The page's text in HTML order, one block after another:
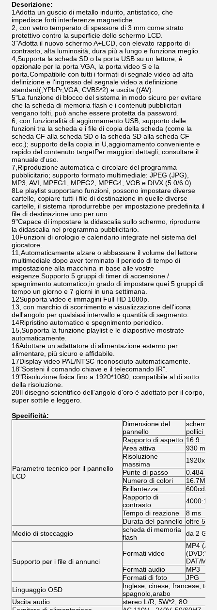
Descrizione:
1Adotta un guscio di metallo indurito, antistatico, che
impedisce forti interferenze magnetiche.
2, con vetro temperato di spessore di 3 mm come strato
protettivo contro la superficie dello schermo LCD.
3"Adotta il nuovo schermo A+LCD, con elevato rapporto di
contrasto, alta luminosità, dura più a lungo e funziona meglio.
4,Supporta la scheda SD o la porta USB su un lettore; è
opzionale per la porta VGA, la porta video S e la
porta.Compatibile con tutti i formati di segnale video ad alta
definizione e l'ingresso del segnale video a definizione
standard(,YPbPr,VGA, CVBS*2) e uscita ((AV).
5"La funzione di blocco del sistema in modo sicuro per evitare
che la scheda di memoria flash e i contenuti pubblicitari
vengano tolti, può anche essere protetta da password.
6, con funzionalità di aggiornamento USB; supporto delle
funzioni tra la scheda e i file di copia della scheda (come la
scheda CF alla scheda SD o la scheda SD alla scheda CF
ecc.); supporto della copia in U,aggiornamento conveniente e
rapido del contenuto targetPer maggiori dettagli, consultare il
manuale d'uso.
7,Riproduzione automatica e circolare del programma
pubblicitario; supporto formato multimediale: JPEG (JPG),
MP3, AVI, MPEG1, MPEG2, MPEG4, VOB e DIVX (5.0/6.0).
8Le playlist supportano funzioni, possono impostare diverse
cartelle, copiare tutti i file di destinazione in quelle diverse
cartelle, il sistema riprodurrebbe per impostazione predefinita il
file di destinazione uno per uno.
9"Capace di impostare la didascalia sullo schermo, riprodurre
la didascalia nel programma pubblicitario.
10Funzioni di orologio e calendario integrate nel sistema del
giocatore.
11,Automaticamente alzare o abbassare il volume del lettore
multimediale dopo aver terminato il periodo di tempo di
impostazione alla macchina in base alle vostre
esigenze.Supporto 5 gruppi di timer di accensione /
spegnimento automatico,in grado di impostare quei 5 gruppi di
tempo un giorno e 7 giorni in una settimana.
12Supporta video e immagini Full HD 1080p.
13, con marchio di scorrimento e visualizzazione dell'icona
dell'angolo per qualsiasi intervallo e quantità di segmento.
14Ripristino automatico e spegnimento periodico.
15,Supporta la funzione playlist e le diapositive mostrate
automaticamente.
16Adottare un adattatore di alimentazione esterno per
alimentare, più sicuro e affidabile.
17Display video PAL/NTSC riconosciuto automaticamente.
18"Sosteni il comando chiave e il telecomando IR".
19"Risoluzione fisica fino a 1920*1080, compatibile al di sotto
della risoluzione.
20Il disegno scientifico dell'angolo d'oro è adottato per il corpo,
super sottile e leggero.
Specificità:
Parametro tecnico per il pannello
LCD
Dimensione del
pannello
schermo
pollici
Rapporto di aspetto 16:9
Area attiva
930 mm
Risoluzione
massima
Punte di passo
0.484
Numero di colori
16.7M
Brillantezza
600cd/m2
Rapporto di
contrasto
4000:1
Tempo di reazione
8 ms
Durata del pannello oltre
Medio di stoccaggio
scheda di memoria
flash
da 2 GB
Supporto per i file di annunci
Formati video
MP4
DAT/
Formati audio
MP3
Formati di foto
JPG
Linguaggio OSD
Inglese, cinese, francese,
spagnolo,arabo
Uscita audio
stereo L/R, 5W*2, 8Ω